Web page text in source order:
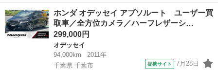
ー名： ホンダ ■ 車種名： オデッセイ ■ グレード名： アブソ
ルート・ＥＸホンダセンシング 禁煙車ホンダセンシング サイドエ
アバッグ...
西東京市 オデッセイ
ホンダ オデッセイ アブソルート ユーザー買
取車／全方位カメラ／ハーフレザーシ…
299,000円
オデッセイ
94,000km
2011年
千葉県 千葉市
提携サイト 7月28日